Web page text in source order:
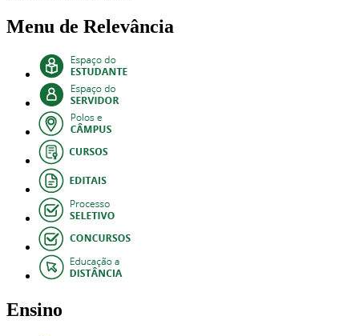
Menu de Relevância
Ensino